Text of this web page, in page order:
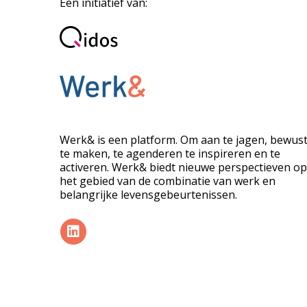
Werk& is een platform. Om aan te jagen, bewust
te maken, te agenderen te inspireren en te
activeren. Werk& biedt nieuwe perspectieven op
het gebied van de combinatie van werk en
belangrijke levensgebeurtenissen.